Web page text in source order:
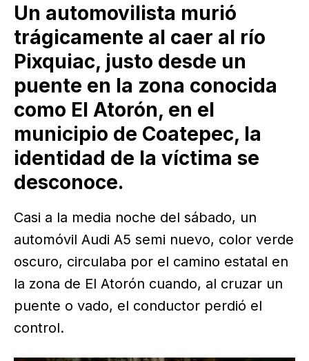
Un automovilista murió
trágicamente al caer al río
Pixquiac, justo desde un
puente en la zona conocida
como El Atorón, en el
municipio de Coatepec, la
identidad de la víctima se
desconoce.
Casi a la media noche del sábado, un
automóvil Audi A5 semi nuevo, color verde
oscuro, circulaba por el camino estatal en
la zona de El Atorón cuando, al cruzar un
puente o vado, el conductor perdió el
control.